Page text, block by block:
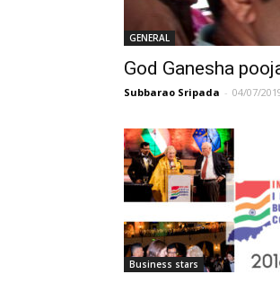
GENERAL
God Ganesha
Subbarao Sripada - 04/07/
Business stars